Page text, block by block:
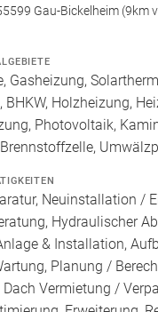
Gau-Bickelheim (9km
Gasheizung,
BHKW, Holzheizung,
Photovoltaik,
Neuinstallation /
Hydraulischer
& Installation,
Planung /
Dach Vermietung /